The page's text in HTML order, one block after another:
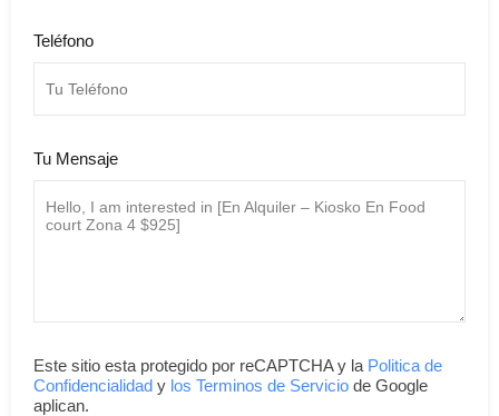
Teléfono
Tu Mensaje
Este sitio esta protegido por reCAPTCHA y la Politica de
Confidencialidad y los Terminos de Servicio de Google
aplican.